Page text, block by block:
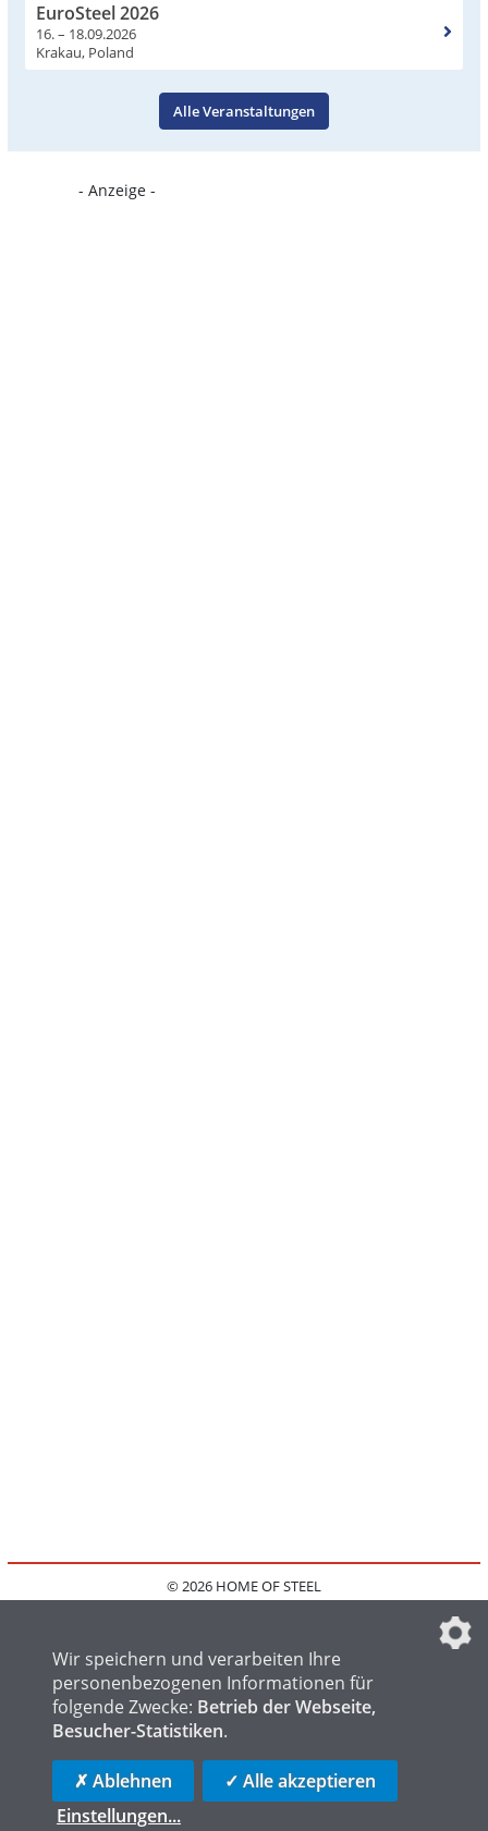
EuroSteel 2026
16. – 18.09.2026
Krakau, Poland
Alle Veranstaltungen
- Anzeige -
© 2026 HOME OF STEEL
IMPRESSUM
FAQ
DATENSCHUTZEINSTELLUNGEN
HOME OF WELDING
HOME OF LOGISTICS
Wir speichern und verarbeiten Ihre
personenbezogenen Informationen für
folgende Zwecke: Betrieb der Webseite,
Besucher-Statistiken.
✗ Ablehnen
✓ Alle akzeptieren
Einstellungen...